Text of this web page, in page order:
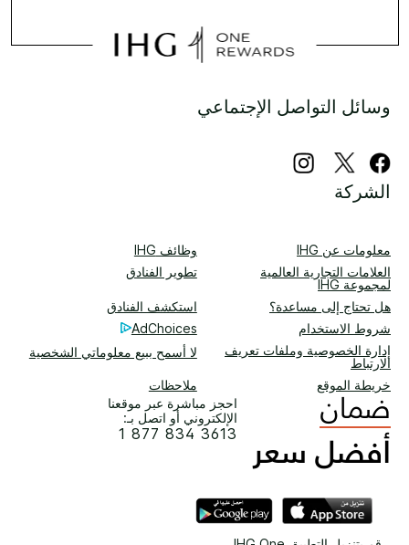
وسائل التواصل الإجتماعي
الشركة
معلومات عن IHG
وظائف IHG
العلامات التجارية العالمية
لمجموعة IHG
تطوير الفنادق
هل تحتاج إلى مساعدة؟
استكشف الفنادق
شروط الاستخدام
AdChoices
إدارة الخصوصية وملفات تعريف
الارتباط
لا أسمح ببيع معلوماتي الشخصية
خريطة الموقع
ملاحظات
احجز مباشرة عبر موقعنا
الإلكتروني أو اتصل بـ:
1 877 834 3613